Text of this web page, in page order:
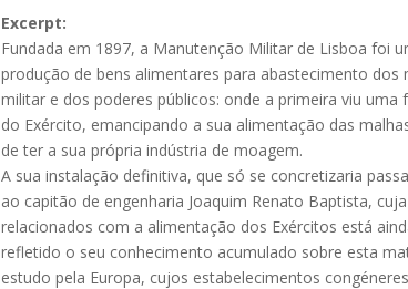
Excerpt:
Fundada em 1897, a Manutenção Militar de Lisboa foi
produção de bens alimentares para abastecimento
militar e dos poderes públicos: onde a primeira viu
do Exército, emancipando a sua alimentação das
de ter a sua própria indústria de moagem.
A sua instalação definitiva, que só se concretizaria
ao capitão de engenharia Joaquim Renato Baptista,
relacionados com a alimentação dos Exércitos está
refletido o seu conhecimento acumulado sobre esta
estudo pela Europa, cujos estabelecimentos